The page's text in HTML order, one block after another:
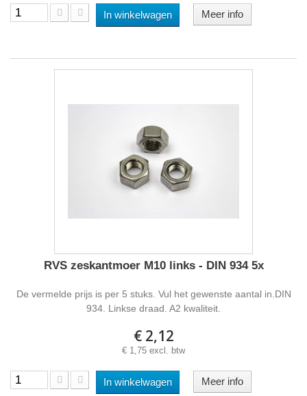
In winkelwagen Meer info
RVS zeskantmoer M10 links - DIN 934 5x
De vermelde prijs is per 5 stuks. Vul het gewenste aantal in.DIN
934. Linkse draad. A2 kwaliteit.
€ 2,12
€ 1,75 excl. btw
In winkelwagen Meer info